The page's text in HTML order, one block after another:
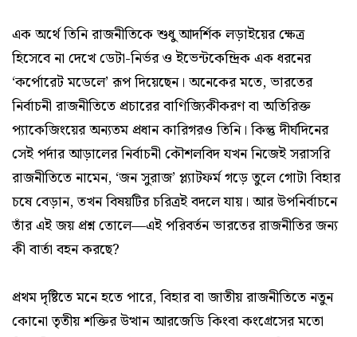
এক অর্থে তিনি রাজনীতিকে শুধু আদর্শিক লড়াইয়ের ক্ষেত্র
হিসেবে না দেখে ডেটা-নির্ভর ও ইভেন্টকেন্দ্রিক এক ধরনের
‘কর্পোরেট মডেলে’ রূপ দিয়েছেন। অনেকের মতে, ভারতের
নির্বাচনী রাজনীতিতে প্রচারের বাণিজ্যিকীকরণ বা অতিরিক্ত
প্যাকেজিংয়ের অন্যতম প্রধান কারিগরও তিনি। কিন্তু দীর্ঘদিনের
সেই পর্দার আড়ালের নির্বাচনী কৌশলবিদ যখন নিজেই সরাসরি
রাজনীতিতে নামেন, ‘জন সুরাজ’ প্ল্যাটফর্ম গড়ে তুলে গোটা বিহার
চষে বেড়ান, তখন বিষয়টির চরিত্রই বদলে যায়। আর উপনির্বাচনে
তাঁর এই জয় প্রশ্ন তোলে—এই পরিবর্তন ভারতের রাজনীতির জন্য
কী বার্তা বহন করছে?
প্রথম দৃষ্টিতে মনে হতে পারে, বিহার বা জাতীয় রাজনীতিতে নতুন
কোনো তৃতীয় শক্তির উত্থান আরজেডি কিংবা কংগ্রেসের মতো